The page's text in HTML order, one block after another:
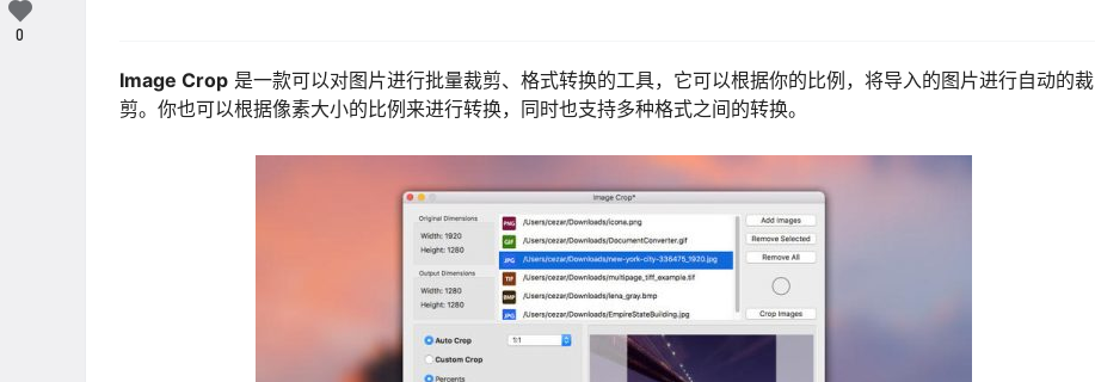
Image Crop 是一款可以对图片进行批量裁剪、格式转换的工具，它可以根据你的比例，将导入的图片进行自动的裁
剪。你也可以根据像素大小的比例来进行转换，同时也支持多种格式之间的转换。
0